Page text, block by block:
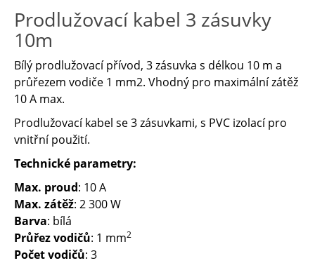
Prodlužovací kabel 3 zásuvky
10m
Bílý prodlužovací přívod, 3 zásuvka s délkou 10 m a
průřezem vodiče 1 mm2. Vhodný pro maximální zátěž
10 A max.
Prodlužovací kabel se 3 zásuvkami, s PVC izolací pro
vnitřní použití.
Technické parametry:
Max. proud: 10 A
Max. zátěž: 2 300 W
Barva: bílá
Průřez vodičů: 1 mm2
Počet vodičů: 3